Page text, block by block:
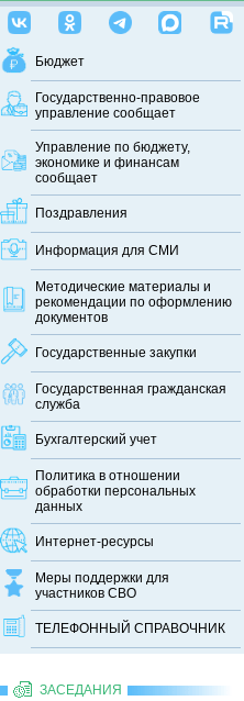
Бюджет
Государственно-правовое
управление сообщает
Управление по бюджету,
экономике и финансам
сообщает
Поздравления
Информация для СМИ
Методические материалы и
рекомендации по оформлению
документов
Государственные закупки
Государственная гражданская
служба
Бухгалтерский учет
Политика в отношении
обработки персональных
данных
Интернет-ресурсы
Меры поддержки для
участников СВО
ТЕЛЕФОННЫЙ CПРАВОЧНИК
ЗАСЕДАНИЯ